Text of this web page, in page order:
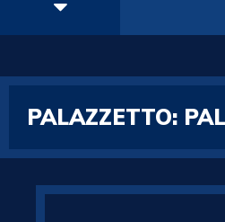
PALAZZETTO: